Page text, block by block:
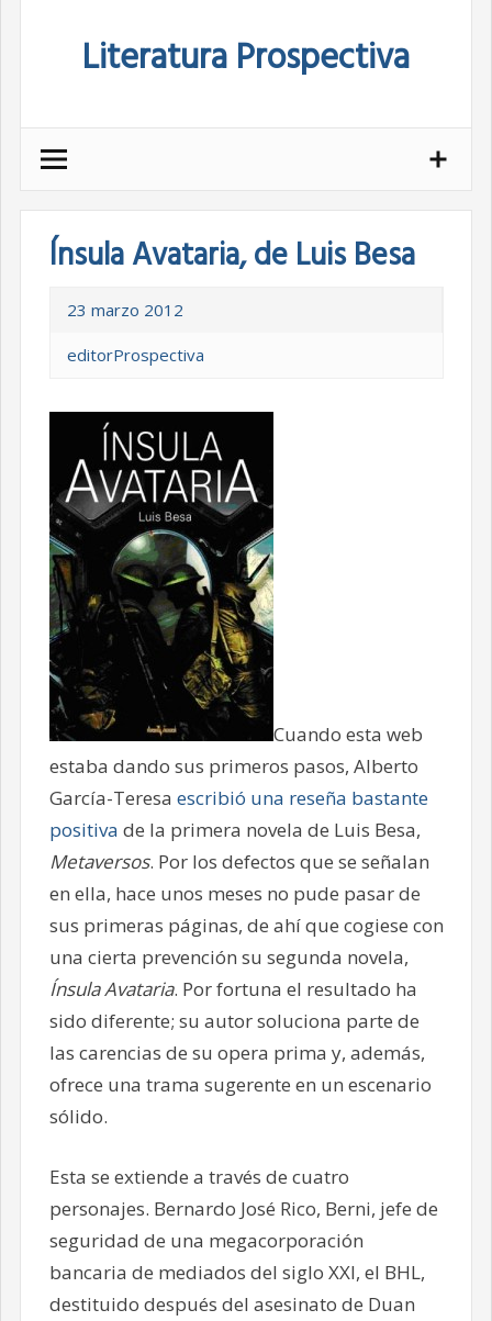
Literatura Prospectiva
Ínsula Avataria, de Luis Besa
23 marzo 2012
editorProspectiva
Cuando esta web
estaba dando sus primeros pasos, Alberto
García-Teresa escribió una reseña bastante
positiva de la primera novela de Luis Besa,
Metaversos. Por los defectos que se señalan
en ella, hace unos meses no pude pasar de
sus primeras páginas, de ahí que cogiese con
una cierta prevención su segunda novela,
Ínsula Avataria. Por fortuna el resultado ha
sido diferente; su autor soluciona parte de
las carencias de su opera prima y, además,
ofrece una trama sugerente en un escenario
sólido.
Esta se extiende a través de cuatro
personajes. Bernardo José Rico, Berni, jefe de
seguridad de una megacorporación
bancaria de mediados del siglo XXI, el BHL,
destituido después del asesinato de Duan